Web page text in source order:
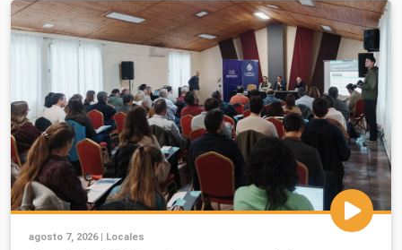
agosto 7, 2026 | Locales